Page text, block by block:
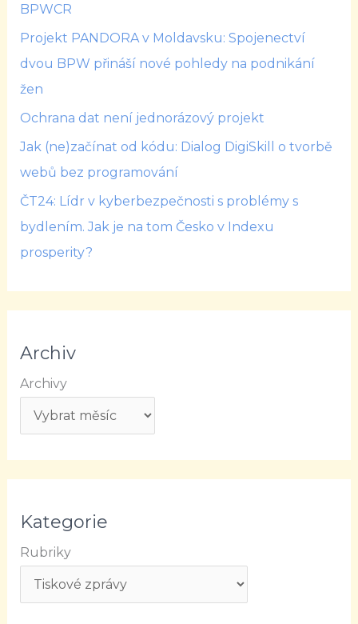
BPWCR
Projekt PANDORA v Moldavsku: Spojenectví
dvou BPW přináší nové pohledy na podnikání
žen
Ochrana dat není jednorázový projekt
Jak (ne)začínat od kódu: Dialog DigiSkill o tvorbě
webů bez programování
ČT24: Lídr v kyberbezpečnosti s problémy s
bydlením. Jak je na tom Česko v Indexu
prosperity?
Archiv
Archivy
Kategorie
Rubriky